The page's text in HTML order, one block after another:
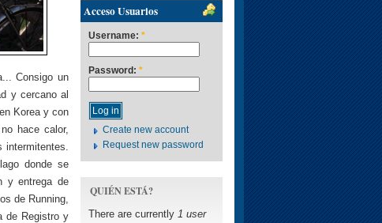
Consigo un
y cercano al
Korea y con
hace calor,
intermitentes.
donde se
y entrega de
de Running,
de Registro y
Acceso Usuarios
Username: *
Password: *
Create new account
Request new password
QUIÉN ESTÁ?
There are currently 1 user